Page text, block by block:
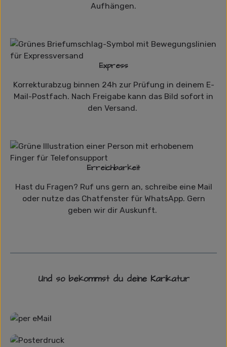
Aufhängen.
Express
Korrekturabzug binnen 24h zur Prüfung in deinem E-
Mail-Postfach. Nach Freigabe kann das Bild sofort in
den Versand.
Erreichbarkeit
Hast du Fragen? Ruf uns gern an, schreibe eine Mail
oder nutze das Chatfenster für WhatsApp. Gern
geben wir dir Auskunft.
Und so bekommst du deine Karikatur